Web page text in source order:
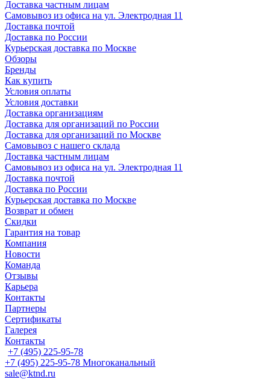
Доставка частным лицам
Самовывоз из офиса на ул. Электродная 11
Доставка почтой
Доставка по России
Курьерская доставка по Москве
Обзоры
Бренды
Как купить
Условия оплаты
Условия доставки
Доставка организациям
Доставка для организаций по России
Доставка для организаций по Москве
Самовывоз с нашего склада
Доставка частным лицам
Самовывоз из офиса на ул. Электродная 11
Доставка почтой
Доставка по России
Курьерская доставка по Москве
Возврат и обмен
Скидки
Гарантия на товар
Компания
Новости
Команда
Отзывы
Карьера
Контакты
Партнеры
Сертификаты
Галерея
Контакты
+7 (495) 225-95-78
+7 (495) 225-95-78 Многоканальный
sale@ktnd.ru